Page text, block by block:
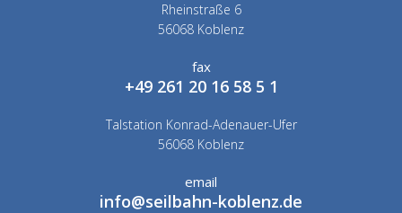
Rheinstraße 6
56068 Koblenz
fax
+49 261 20 16 58 5 1
Talstation Konrad-Adenauer-Ufer
56068 Koblenz
email
info@seilbahn-koblenz.de